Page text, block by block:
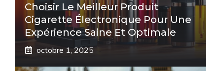
Choisir Le Meilleur Produit
Cigarette Électronique Pour Une
Expérience Saine Et Optimale
octobre 1, 2025